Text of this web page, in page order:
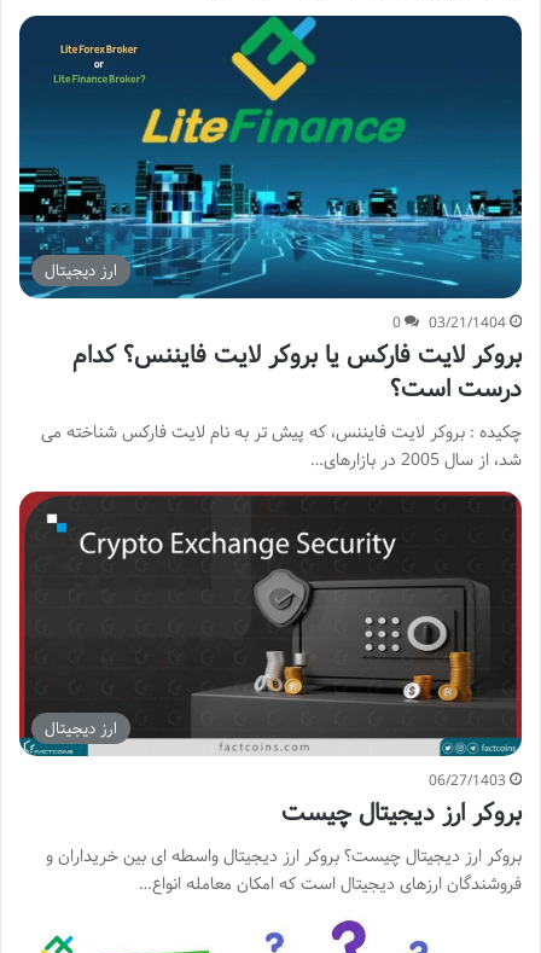
ارز دیجیتال
03/21/1404
0
بروکر لایت فارکس یا بروکر لایت فایننس؟ کدام
درست است؟
چکیده : بروکر لایت فایننس، که پیش تر به نام لایت فارکس شناخته می
شد، از سال 2005 در بازارهای…
ارز دیجیتال
06/27/1403
بروکر ارز دیجیتال چیست
بروکر ارز دیجیتال چیست؟ بروکر ارز دیجیتال واسطه ای بین خریداران و
فروشندگان ارزهای دیجیتال است که امکان معامله انواع…